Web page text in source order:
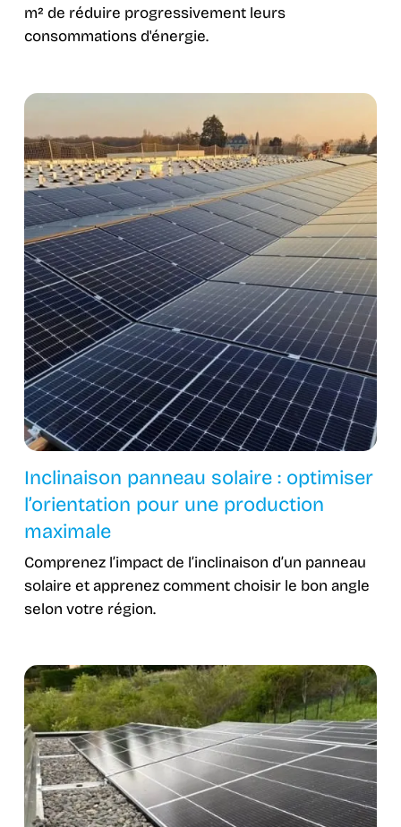
m² de réduire progressivement leurs
consommations d'énergie.
Inclinaison panneau solaire : optimiser
l’orientation pour une production
maximale
Comprenez l’impact de l’inclinaison d’un panneau
solaire et apprenez comment choisir le bon angle
selon votre région.